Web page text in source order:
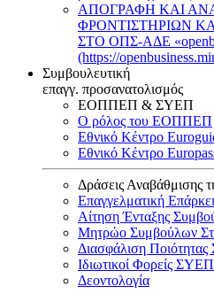
ΑΠΟΓΡΑΦΗ ΚΑΙ
ΦΡΟΝΤΙΣΤΗΡΙΩΝ
ΣΤΟ ΟΠΣ-ΑΔΕ
(https://
Συμβουλευτική
επαγγ. προσανατολισμός
ΕΟΠΠΕΠ & ΣΥΕΠ
Ο ρόλος του ΕΟΠΠΕΠ
Εθνικό Κέντρο
Εθνικό Κέντρο
Δράσεις Αναβάθμισης
Επαγγελματική
Αίτηση Ένταξης
Μητρώο Συμβούλων
Διασφάλιση
Ιδιωτικοί Φορείς ΣΥΕΠ
Δεοντολογία